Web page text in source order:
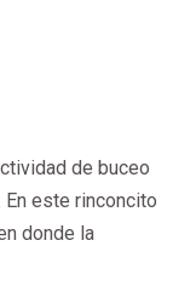
de buceo
este rinconcito
donde la